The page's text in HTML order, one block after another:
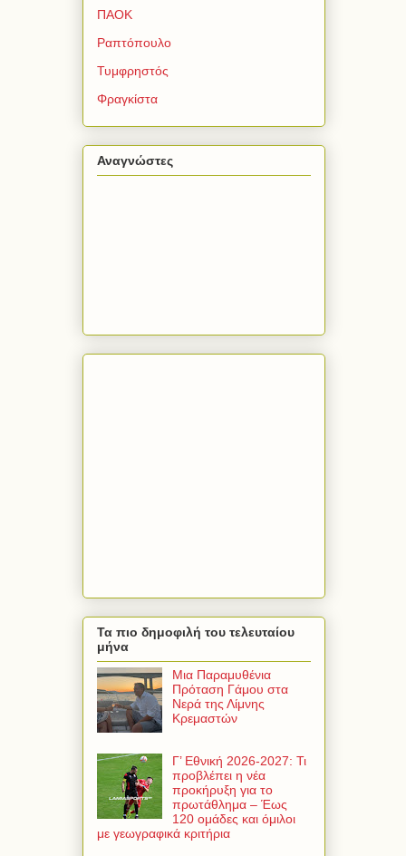
ΠΑΟΚ
Ραπτόπουλο
Τυμφρηστός
Φραγκίστα
Αναγνώστες
Τα πιο δημοφιλή του τελευταίου
μήνα
Μια Παραμυθένια
Πρόταση Γάμου στα
Νερά της Λίμνης
Κρεμαστών
Γ’ Εθνική 2026-2027: Τι
προβλέπει η νέα
προκήρυξη για το
πρωτάθλημα – Έως
120 ομάδες και όμιλοι
με γεωγραφικά κριτήρια